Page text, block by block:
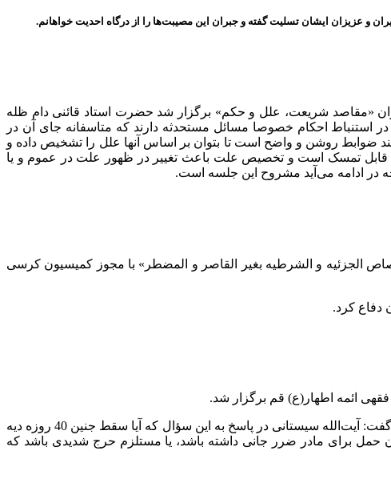
و عزیزان ایشان تسلیت گفته و جبران این مصیبت‌ها را از درگاه احدیت خواهانم.
«مقاصد شریعت،‌ علل و حکم» برگزار شد حضرت استاد قائنی دام ظله
استنباط احکام خصوصا مسائل مستحدثه دارند که متاسفانه جای آن در
روشن و واضح است تا بتوان بر اساس آنها علل را تشخیص داده و
تمسک است و تخصیص علت باعث تغییر در ظهور علت در عموم و یا
در ادامه می‌آید مشروح این جلسه است.
الجزئیه و الشرطیه بغیر القاصر و المضطر» با مجوز کمیسیون کرسی
دفاع کرد.
ائمه اطهار(ع) قم برگزار شد.
آیت‌الله سیستانی در پاسخ به این سؤال که آیا سقط جنین 40روزه دیه
حمل برای مادر ضرر جانی داشته باشد، یا مستلزم حرج شدیدی باشد که